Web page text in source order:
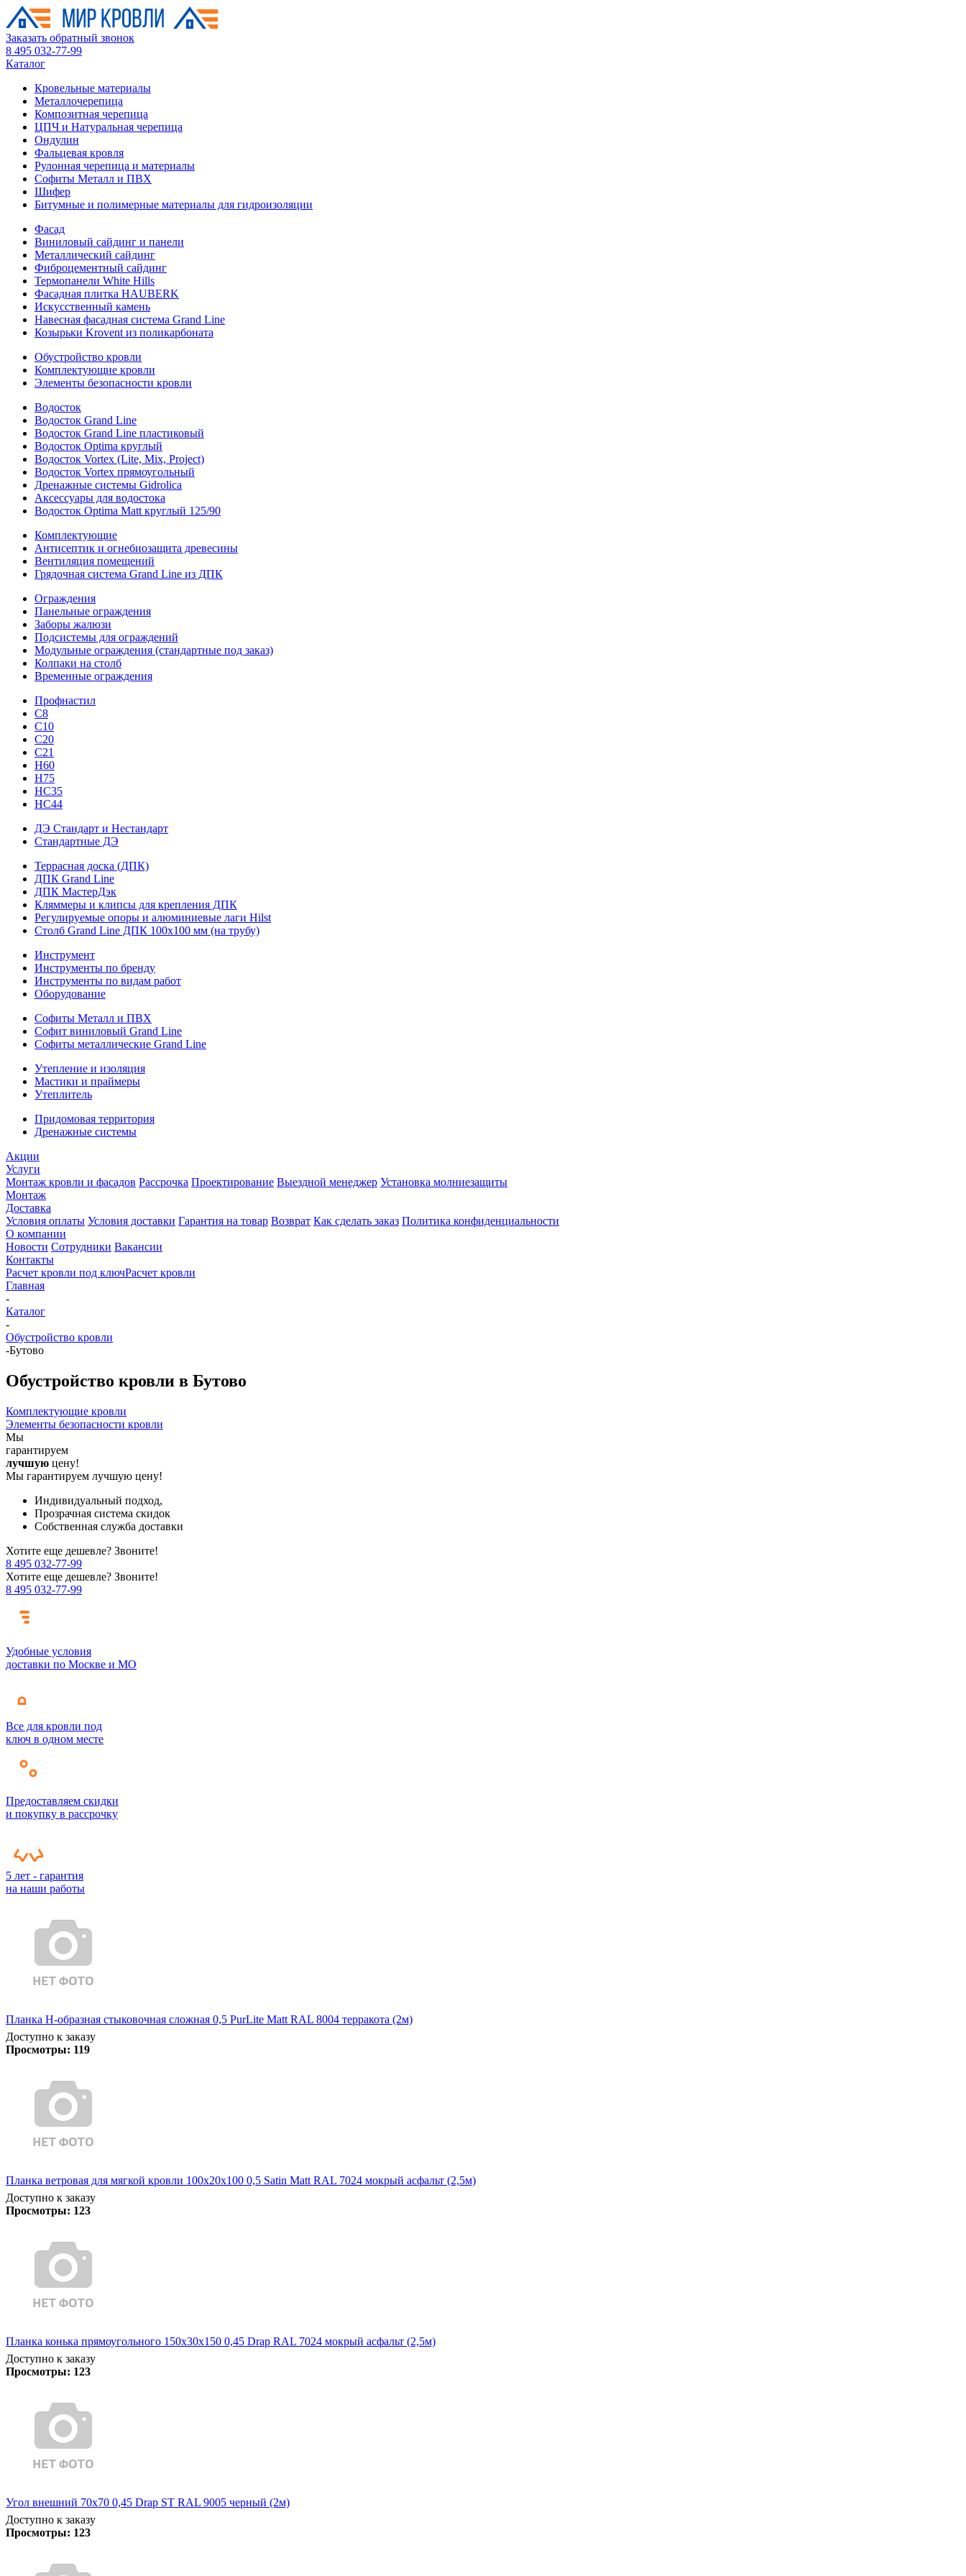
Заказать обратный звонок
8 495 032-77-99
Каталог
Кровельные материалы
Металлочерепица
Композитная черепица
ЦПЧ и Натуральная черепица
Ондулин
Фальцевая кровля
Рулонная черепица и материалы
Софиты Металл и ПВХ
Шифер
Битумные и полимерные материалы для гидроизоляции
Фасад
Виниловый сайдинг и панели
Металлический сайдинг
Фиброцементный сайдинг
Термопанели White Hills
Фасадная плитка HAUBERK
Искусственный камень
Навесная фасадная система Grand Line
Козырьки Krovent из поликарбоната
Обустройство кровли
Комплектующие кровли
Элементы безопасности кровли
Водосток
Водосток Grand Line
Водосток Grand Line пластиковый
Водосток Optima круглый
Водосток Vortex (Lite, Mix, Project)
Водосток Vortex прямоугольный
Дренажные системы Gidrolica
Аксессуары для водостока
Водосток Optima Matt круглый 125/90
Комплектующие
Антисептик и огнебиозащита древесины
Вентиляция помещений
Грядочная система Grand Line из ДПК
Ограждения
Панельные ограждения
Заборы жалюзи
Подсистемы для ограждений
Модульные ограждения (стандартные под заказ)
Колпаки на столб
Временные ограждения
Профнастил
С8
С10
С20
С21
H60
H75
HС35
НС44
ДЭ Стандарт и Нестандарт
Стандартные ДЭ
Террасная доска (ДПК)
ДПК Grand Line
ДПК МастерДэк
Кляммеры и клипсы для крепления ДПК
Регулируемые опоры и алюминиевые лаги Hilst
Столб Grand Line ДПК 100х100 мм (на трубу)
Инструмент
Инструменты по бренду
Инструменты по видам работ
Оборудование
Софиты Металл и ПВХ
Софит виниловый Grand Line
Софиты металлические Grand Line
Утепление и изоляция
Мастики и праймеры
Утеплитель
Придомовая территория
Дренажные системы
Акции
Услуги
Монтаж кровли и фасадов Рассрочка Проектирование Выездной менеджер Установка молниезащиты
Монтаж
Доставка
Условия оплаты Условия доставки Гарантия на товар Возврат Как сделать заказ Политика конфиденциальности
О компании
Новости Сотрудники Вакансии
Контакты
Расчет кровли под ключРасчет кровли
Главная
-
Каталог
-
Обустройство кровли
-Бутово
Обустройство кровли в Бутово
Комплектующие кровли
Элементы безопасности кровли
Мы
гарантируем
лучшую цену!
Мы гарантируем лучшую цену!
Индивидуальный подход,
Прозрачная система скидок
Собственная служба доставки
Хотите еще дешевле? Звоните!
8 495 032-77-99
Хотите еще дешевле? Звоните!
8 495 032-77-99
Удобные условия
доставки по Москве и МО
Все для кровли под
ключ в одном месте
Предоставляем скидки
и покупку в рассрочку
5 лет - гарантия
на наши работы
Планка Н-образная стыковочная сложная 0,5 PurLite Matt RAL 8004 терракота (2м)
Доступно к заказу
Просмотры: 119
Планка ветровая для мягкой кровли 100х20х100 0,5 Satin Matt RAL 7024 мокрый асфальт (2,5м)
Доступно к заказу
Просмотры: 123
Планка конька прямоугольного 150х30х150 0,45 Drap RAL 7024 мокрый асфальт (2,5м)
Доступно к заказу
Просмотры: 123
Угол внешний 70х70 0,45 Drap ST RAL 9005 черный (2м)
Доступно к заказу
Просмотры: 123